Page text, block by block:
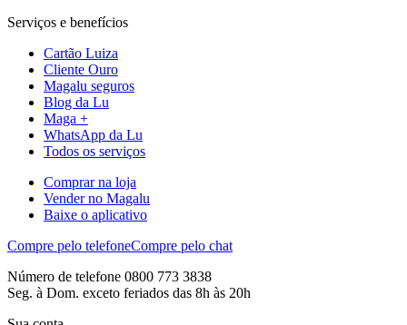
Serviços e benefícios
Cartão Luiza
Cliente Ouro
Magalu seguros
Blog da Lu
Maga +
WhatsApp da Lu
Todos os serviços
Comprar na loja
Vender no Magalu
Baixe o aplicativo
Compre pelo telefoneCompre pelo chat
Número de telefone 0800 773 3838
Seg. à Dom. exceto feriados das 8h às 20h